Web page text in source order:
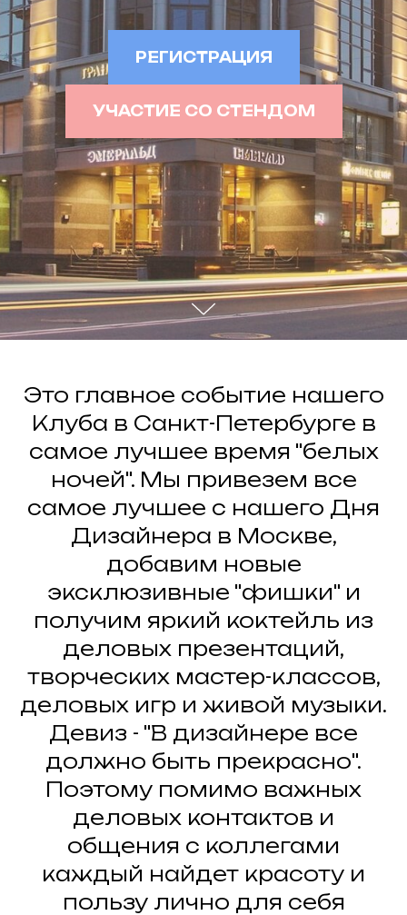
РЕГИСТРАЦИЯ
УЧАСТИЕ СО СТЕНДОМ
Это главное событие нашего
Клуба в Санкт-Петербурге в
самое лучшее время "белых
ночей". Мы привезем все
самое лучшее с нашего Дня
Дизайнера в Москве,
добавим новые
эксклюзивные "фишки" и
получим яркий коктейль из
деловых презентаций,
творческих мастер-классов,
деловых игр и живой музыки.
Девиз - "В дизайнере все
должно быть прекрасно".
Поэтому помимо важных
деловых контактов и
общения с коллегами
каждый найдет красоту и
пользу лично для себя